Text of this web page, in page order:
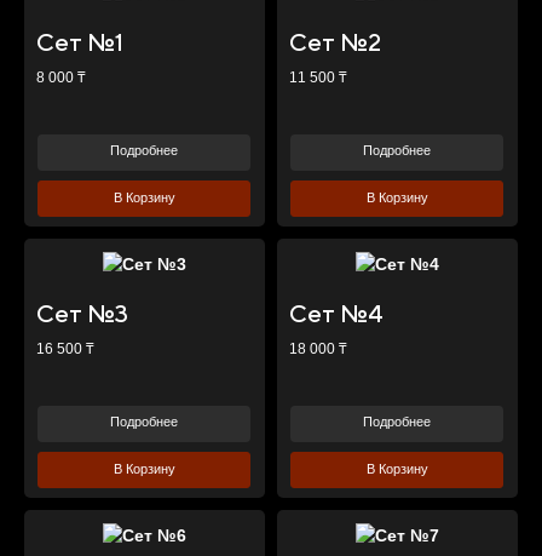
Сет №1
8 000 ₸
Подробнее
В Корзину
Сет №2
11 500 ₸
Подробнее
В Корзину
Сет №3
16 500 ₸
Подробнее
В Корзину
Сет №4
18 000 ₸
Подробнее
В Корзину